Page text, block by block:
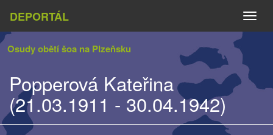
DEPORTÁL
Osudy obětí šoa na Plzeňsku
Popperová Kateřina
(21.03.1911 - 30.04.1942)